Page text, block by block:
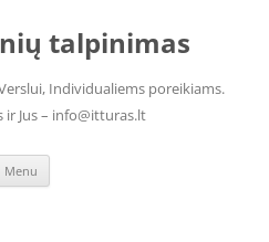
talpinimas
Individualiems poreikiams.
ir Jus – info@itturas.lt
Menu